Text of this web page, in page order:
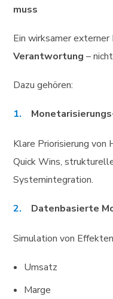
muss
Ein wirksamer
Verantwortung –
Dazu gehören:
Klare Priorisierung von
Quick Wins,
Systemintegration.
Datenbasierte
Simulation von
Umsatz
Marge